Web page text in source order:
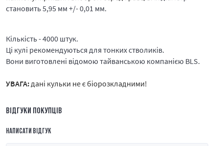
становить 5,95 мм +/- 0,01 мм.
Кількість - 4000 штук.
Ці кулі рекомендуються для тонких стволиків.
Вони виготовлені відомою тайванською компанією BLS.
УВАГА:дані кульки не є біорозкладними!
ВІДГУКИ ПОКУПЦІВ
НАПИСАТИ ВІДГУК